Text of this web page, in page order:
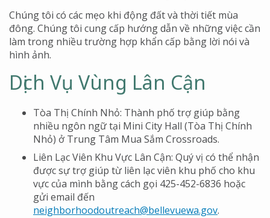
Chúng tôi có các mẹo khi động đất và thời tiết mùa
đông. Chúng tôi cung cấp hướng dẫn về những việc cần
làm trong nhiều trường hợp khẩn cấp bằng lời nói và
hình ảnh.
Dịch Vụ Vùng Lân Cận
Tòa Thị Chính Nhỏ: Thành phố trợ giúp bằng
nhiều ngôn ngữ tại Mini City Hall (Tòa Thị Chính
Nhỏ) ở Trung Tâm Mua Sắm Crossroads.
Liên Lạc Viên Khu Vực Lân Cận: Quý vị có thể nhận
được sự trợ giúp từ liên lạc viên khu phố cho khu
vực của mình bằng cách gọi 425-452-6836 hoặc
gửi email đến
neighborhoodoutreach@bellevuewa.gov.